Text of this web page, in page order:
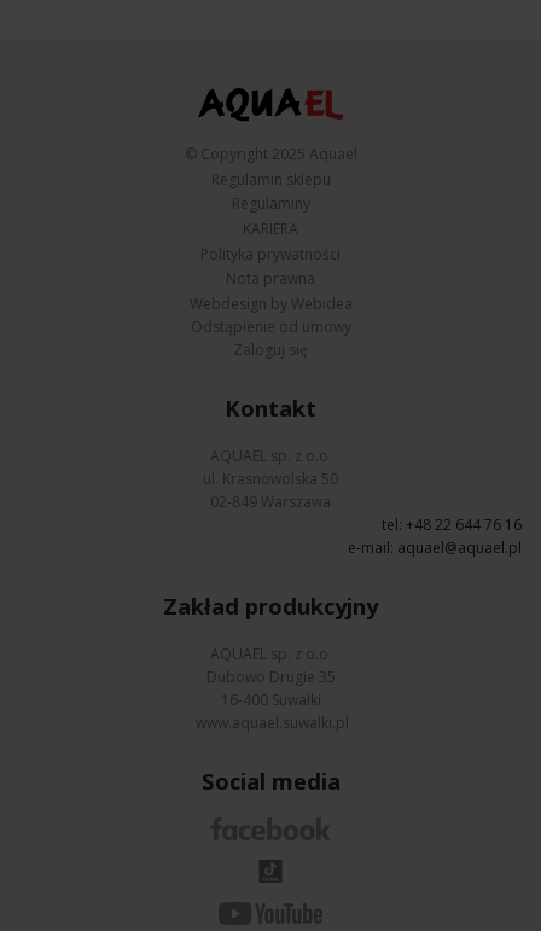
© Copyright 2025 Aquael
Regulamin sklepu
Regulaminy
KARIERA
Polityka prywatności
Nota prawna
Webdesign by Webidea
Odstąpienie od umowy
Zaloguj się
Kontakt
AQUAEL sp. z o.o.
ul. Krasnowolska 50
02-849 Warszawa
tel: +48 22 644 76 16
e-mail: aquael@aquael.pl
Zakład produkcyjny
AQUAEL sp. z o.o.
Dubowo Drugie 35
16-400 Suwałki
www.aquael.suwalki.pl
Social media